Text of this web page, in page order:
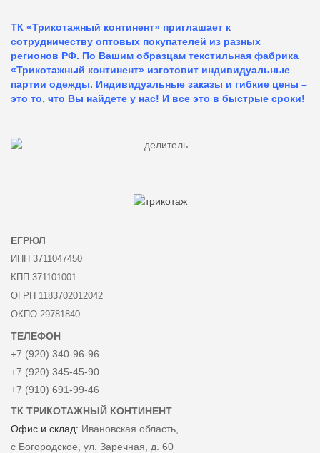
ТК «Трикотажный континент» приглашает к
сотрудничеству оптовых покупателей из разных
регионов РФ. По Вашим образцам текстильная фабрика
«Трикотажный континент» изготовит индивидуальные
партии одежды. Индивидуальные заказы и гибкие цены –
это то, что Вы найдете у нас! И все это в быстрые сроки!
ЕГРЮЛ
ИНН 3711047450
КПП 371101001
ОГРН 1183702012042
ОКПО 29781840
ТЕЛЕФОН
+7 (920) 340-96-96
+7 (920) 345-45-90
+7 (910) 691-99-46
ТК ТРИКОТАЖНЫЙ КОНТИНЕНТ
Офис и склад: Ивановская область,
с Богородское, ул. Заречная, д. 60